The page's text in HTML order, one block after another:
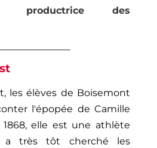
productrice des
les élèves de Boisemont
l'épopée de Camille
elle est une athlète
a très tôt cherché les